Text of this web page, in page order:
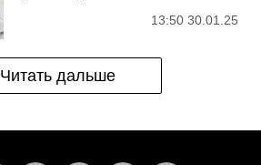
13:50 30.01.25
Читать дальше